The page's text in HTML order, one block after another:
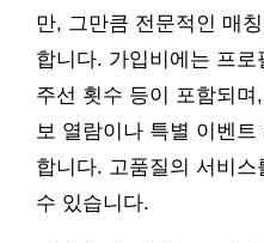
만, 그만큼 전문적인 매
합니다. 가입비에는 프
주선 횟수 등이 포함되
보 열람이나 특별 이벤
합니다. 고품질의 서비
수 있습니다.